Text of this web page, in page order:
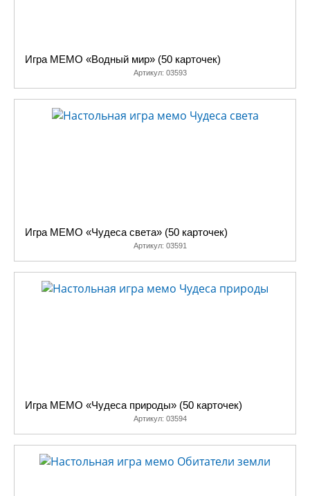
Игра МЕМО «Водный мир» (50 карточек)
Артикул: 03593
Игра МЕМО «Чудеса света» (50 карточек)
Артикул: 03591
Игра МЕМО «Чудеса природы» (50 карточек)
Артикул: 03594